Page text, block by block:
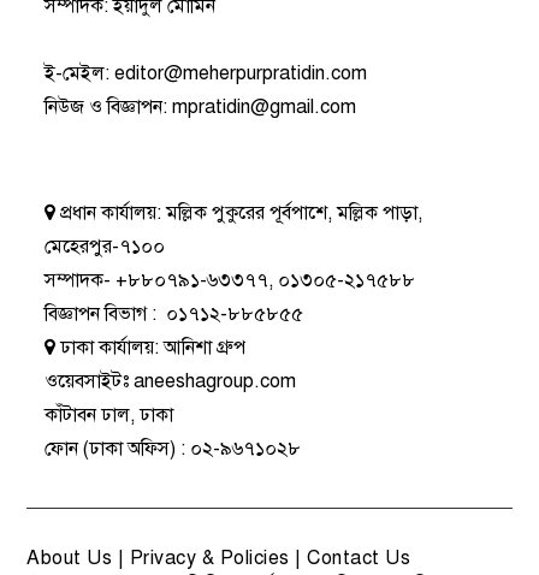
সম্পাদক: ইয়াদুল মোমিন
ই-মেইল:editor@meherpurpratidin.com
নিউজ ও বিজ্ঞাপন:mpratidin@gmail.com
প্রধান কার্যালয়:মল্লিক পুকুরের পূর্বপাশে, মল্লিক পাড়া,
মেহেরপুর-৭১০০
সম্পাদক- +৮৮০৭৯১-৬৩৩৭৭, ০১৩০৫-২১৭৫৮৮
বিজ্ঞাপন বিভাগ: ০১৭১২-৮৮৫৮৫৫
ঢাকা কার্যালয়:আনিশা গ্রুপ
ওয়েবসাইটঃaneeshagroup.com
কাঁটাবন ঢাল, ঢাকা
ফোন(ঢাকা অফিস) : ০২-৯৬৭১০২৮
About Us | Privacy & Policies |Contact Us